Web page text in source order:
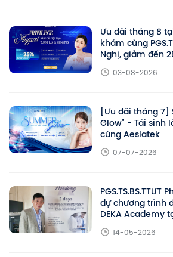
Ưu đãi tháng 8
khám cùng
Nghị, giảm đến
03-08-2026
[Ưu đãi tháng 7]
Glow" - Tái sinh
cùng Aeslatek
07-07-2026
dự chương trình
DEKA Academy
14-05-2026